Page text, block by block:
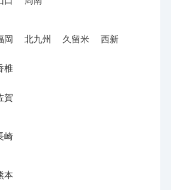
岡 北九州 久留米 西新
椎
賀
崎
本